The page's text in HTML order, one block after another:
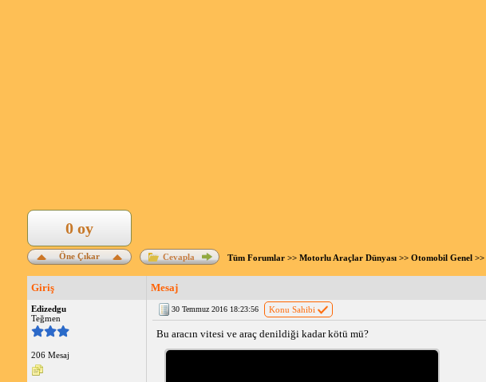
Öne Çıkar
0 oy
Cevapla Tüm Forumlar>> Motorlu Araçlar Dünyası>> Otomobil Genel>>
Giriş Mesaj
Edizedgu
Teğmen
206 Mesaj
30 Temmuz 2016 18:23:56 Konu Sahibi
Bu aracın vitesi ve araç denildiği kadar kötü mü?